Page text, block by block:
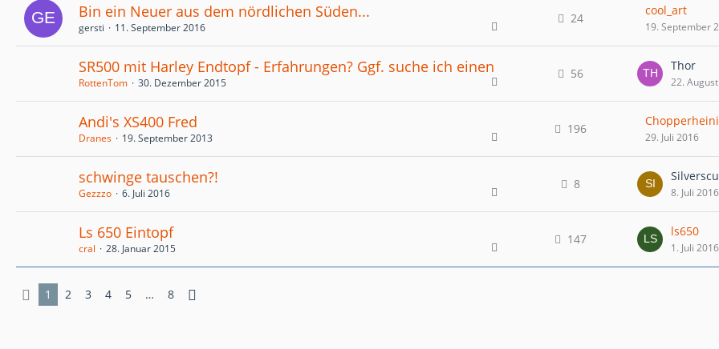
Bin ein Neuer aus dem nördlichen Süden...
gersti 11. September 2016
24
cool_art
19. September
SR500 mit Harley Endtopf - Erfahrungen? Ggf. suche ich einen
RottenTom 30. Dezember 2015
56
Thor
22.
Andi's XS400 Fred
Dranes 19. September 2013
196
Chopperheini
29. Juli 2016
schwinge tauschen?!
Gezzzo 6. Juli 2016
8
8. Juli 2016
Ls 650 Eintopf
cral 28. Januar 2015
147
ls650
1. Juli 2016
1 2 3 4 5 … 8